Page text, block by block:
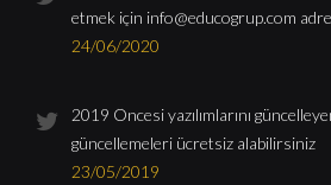
etmek için info@educogrup.com
24/06/2020
2019 Öncesi yazılımlarını
güncellemeleri ücretsiz alabilirsiniz
23/05/2019